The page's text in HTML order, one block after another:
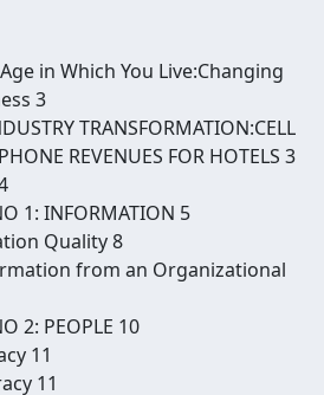
in Which You Live:Changing
3
TRANSFORMATION:CELL
REVENUES FOR HOTELS 3
1: INFORMATION 5
Quality 8
from an Organizational
2: PEOPLE 10
11
11